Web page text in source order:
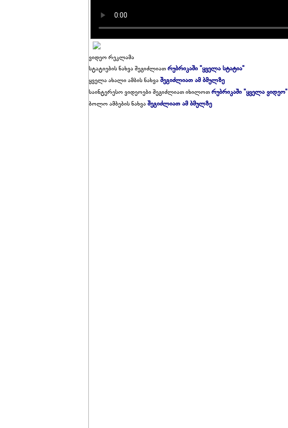
ვიდეო რეკლამა
სტატიების ნახვა შეგიძლიათრუბრიკაში "ყველა სტატია"
ყველა ახალი ამბის ნახვაშეგიძლიათ ამ ბმულზე
საინტერესო ვიდეოები შეგიძლიათ იხილოთრუბრიკაში "ყველა ვიდეო"
ბოლო ამბების ნახვაშეგიძლიათ ამ ბმულზე